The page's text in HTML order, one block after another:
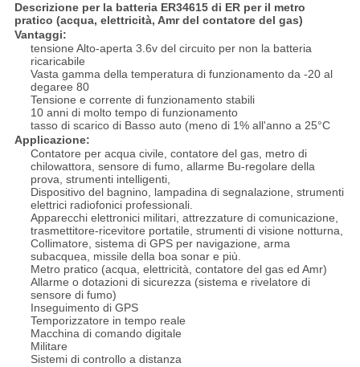
Descrizione per la batteria ER34615 di ER per il metro
pratico (acqua, elettricità, Amr del contatore del gas)
Vantaggi:
tensione Alto-aperta 3.6v del circuito per non la batteria
ricaricabile
Vasta gamma della temperatura di funzionamento da -20 al
degaree 80
Tensione e corrente di funzionamento stabili
10 anni di molto tempo di funzionamento
tasso di scarico di Basso auto (meno di 1% all'anno a 25°C
Applicazione:
Contatore per acqua civile, contatore del gas, metro di
chilowattora, sensore di fumo, allarme Bu-regolare della
prova, strumenti intelligenti,
Dispositivo del bagnino, lampadina di segnalazione, strumenti
elettrici radiofonici professionali.
Apparecchi elettronici militari, attrezzature di comunicazione,
trasmettitore-ricevitore portatile, strumenti di visione notturna,
Collimatore, sistema di GPS per navigazione, arma
subacquea, missile della boa sonar e più.
Metro pratico (acqua, elettricità, contatore del gas ed Amr)
Allarme o dotazioni di sicurezza (sistema e rivelatore di
sensore di fumo)
Inseguimento di GPS
Temporizzatore in tempo reale
Macchina di comando digitale
Militare
Sistemi di controllo a distanza